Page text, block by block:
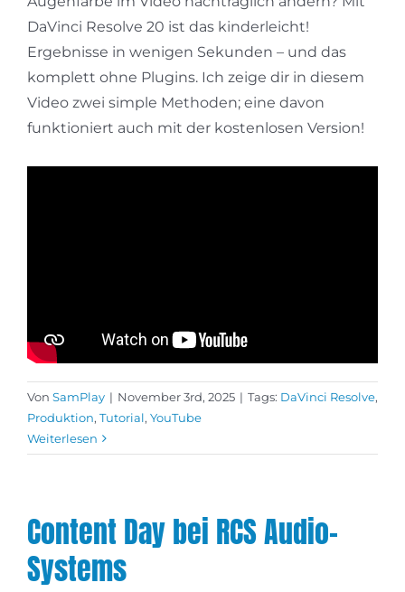
DaVinci Resolve 20 ist das kinderleicht!
Ergebnisse in wenigen Sekunden – und das
komplett ohne Plugins. Ich zeige dir in diesem
Video zwei simple Methoden; eine davon
funktioniert auch mit der kostenlosen Version!
Von SamPlay | November 3rd, 2025 | Tags: DaVinci Resolve,
Produktion, Tutorial, YouTube
Weiterlesen
Content Day bei RCS Audio-
Systems